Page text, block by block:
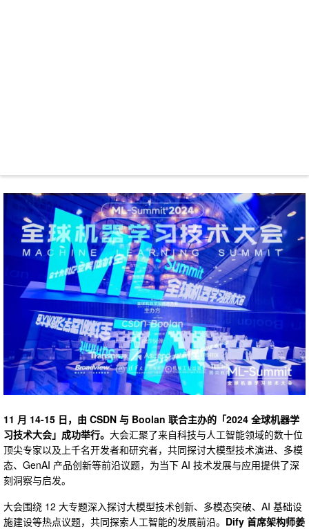
11 月 14-15 日，由 CSDN 与 Boolan 联合主办的「2024 全球机器学
习技术大会」成功举行。 大会汇聚了来自科技与人工智能领域的数十位
顶尖专家以及上千名开发者和研究者，共同探讨大模型技术演进、多模
态、GenAI 产品创新等前沿议题，为当下 AI 技术发展与应用提供了深
刻洞察与启发。
大会围绕 12 大专题深入探讨大模型技术创新、多模态突破、AI 基础设
施建设等热点议题，共同探索人工智能的发展前沿。 Dify 首席架构师姜